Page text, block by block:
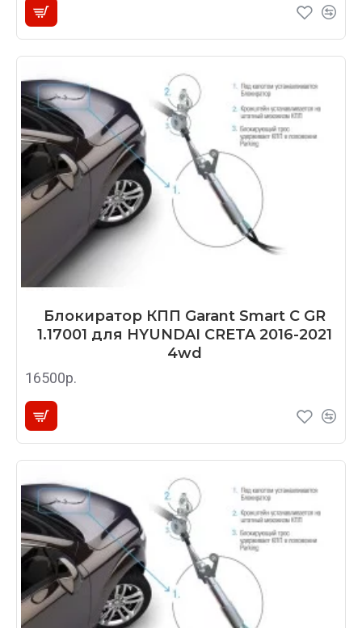
Блокиратор КПП Garant Smart C GR
1.17001 для HYUNDAI CRETA 2016-2021
4wd
16500р.